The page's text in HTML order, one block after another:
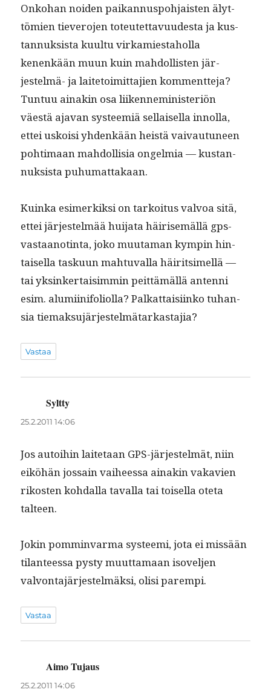
Onko­han noiden paikan­nus­po­h­jais­ten älyt­
tömien tievero­jen toteutet­tavu­ud­es­ta ja kus­
tan­nuk­sista kuul­tu virkami­es­ta­hol­la
kenenkään muun kuin mah­dol­lis­ten jär­
jestelmä- ja laite­toimit­ta­jien kom­ment­te­ja?
Tun­tuu ainakin osa liiken­ne­m­i­nis­ter­iön
väestä aja­van sys­teemiä sel­l­aisel­la innol­la,
ettei uskoisi yhdenkään heistä vaivau­tuneen
pohti­maan mah­dol­lisia ongelmia — kus­tan­
nuk­sista puhumattakaan.
Kuin­ka esimerkik­si on tarkoi­tus valvoa sitä,
ettei jär­jestelmää hui­ja­ta häirisemäl­lä gps-
vas­taan­ot­in­ta, joko muu­ta­man kympin hin­
taisel­la tasku­un mah­tu­val­la häir­it­simel­lä —
tai yksinker­taisim­min peit­tämäl­lä anten­ni
esim. alu­mi­ini­fo­li­ol­la? Palkat­taisi­inko tuhan­
sia tiemaksujärjestelmätarkastajia?
Vastaa
Syltty
25.2.2011 14:06
Jos autoi­hin laite­taan GPS-jär­jestelmät, niin
eiköhän jos­sain vai­heessa ainakin vakavien
rikosten kohdal­la taval­la tai toisel­la ote­ta
talteen.
Jokin pom­min­var­ma sys­tee­mi, jota ei mis­sään
tilanteessa pysty muut­ta­maan isovel­jen
valvon­ta­jär­jestelmäk­si, olisi parempi.
Vastaa
Aimo Tujaus
25.2.2011 14:06